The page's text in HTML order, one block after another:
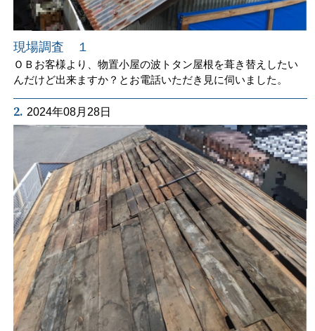
現場調査 １
ＯＢお客様より、物置小屋の波トタン屋根を葺き替えしたい
んだけど出来ますか？とお電話いただき見に伺いました。
2. 2024年08月28日